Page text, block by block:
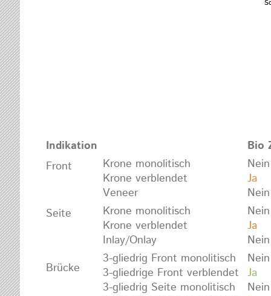
Indikation
Bio
Front
Krone monolitisch
Krone verblendet
Veneer
Nein
Ja
Nein
Seite
Krone monolitisch
Krone verblendet
Inlay/Onlay
Nein
Ja
Nein
Brücke
3-gliedrig Front monolitisch
3-gliedrige Front verblendet
3-gliedrig Seite monolitisch
Nein
Ja
Nein